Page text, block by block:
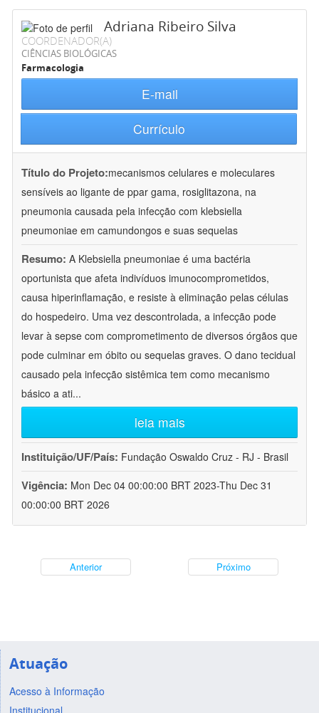
Adriana Ribeiro Silva
COORDENADOR(A)
CIÊNCIAS BIOLÓGICAS
Farmacologia
E-mail
Currículo
Título do Projeto:mecanismos celulares e moleculares
sensíveis ao ligante de ppar gama, rosiglitazona, na
pneumonia causada pela infecção com klebsiella
pneumoniae em camundongos e suas sequelas
Resumo: A Klebsiella pneumoniae é uma bactéria
oportunista que afeta indivíduos imunocomprometidos,
causa hiperinflamação, e resiste à eliminação pelas células
do hospedeiro. Uma vez descontrolada, a infecção pode
levar à sepse com comprometimento de diversos órgãos que
pode culminar em óbito ou sequelas graves. O dano tecidual
causado pela infecção sistêmica tem como mecanismo
básico a ati...
leia mais
Instituição/UF/País: Fundação Oswaldo Cruz - RJ - Brasil
Vigência: Mon Dec 04 00:00:00 BRT 2023-Thu Dec 31
00:00:00 BRT 2026
Anterior Próximo
Atuação
Acesso à Informação
Institucional